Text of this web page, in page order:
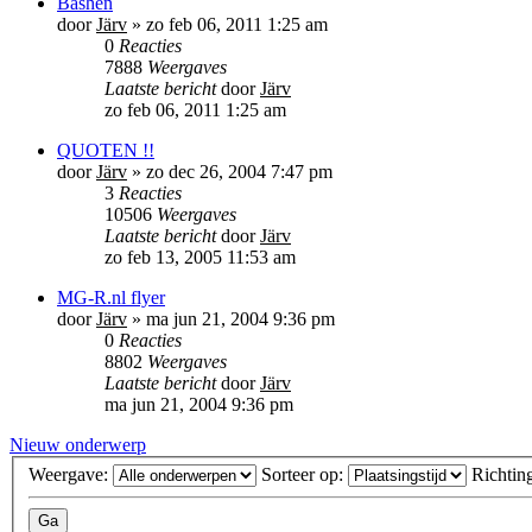
doorJärv » zo feb 06, 2011 1:25 am
0 Reacties
7888 Weergaves
Laatste berichtdoorJärv
zo feb 06, 2011 1:25 am
QUOTEN !!
doorJärv » zo dec 26, 2004 7:47 pm
3 Reacties
10506 Weergaves
Laatste berichtdoorJärv
zo feb 13, 2005 11:53 am
MG-R.nl flyer
doorJärv » ma jun 21, 2004 9:36 pm
0 Reacties
8802 Weergaves
Laatste berichtdoorJärv
ma jun 21, 2004 9:36 pm
Nieuw onderwerp
Weergave:
Sorteer op: